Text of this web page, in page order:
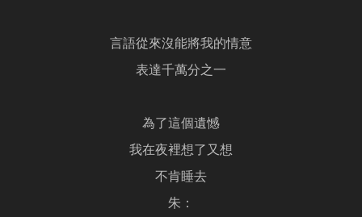
言語從來沒能將我的情意
表達千萬分之一
為了這個遺憾
我在夜裡想了又想
不肯睡去
朱：